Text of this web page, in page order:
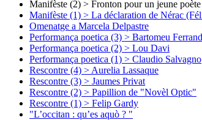
Manifèste (2) > Fronton pour un jeune
Manifèste (1) > La déclaration de Nérac
Omenatge a Marcela Delpastre
Performança poetica (3) > Bartomeu
Performança poetica (2) > Lou Davi
Performança poetica (1) > Claudio Salvagno
Rescontre (4) > Aurelia Lassaque
Rescontre (3) > Jaumes Privat
Rescontre (2) > Papillion de "Novèl Optic"
Rescontre (1) > Felip Gardy
"L’occitan : qu’es aquò ? "